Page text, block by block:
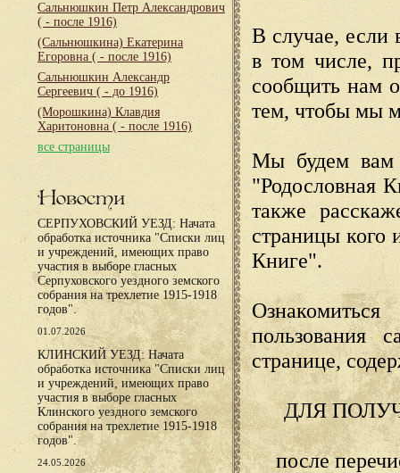
Сальнюшкин Петр Александрович
( - после 1916)
(Сальнюшкина) Екатерина
Егоровна ( - после 1916)
Сальнюшкин Александр
Сергеевич ( - до 1916)
(Морошкина) Клавдия
Харитоновна ( - после 1916)
все страницы
Новости
СЕРПУХОВСКИЙ УЕЗД: Начата
обработка источника "Списки лиц
и учреждений, имеющих право
участия в выборе гласных
Серпуховского уездного земского
собрания на трехлетие 1915-1918
годов".
01.07.2026
КЛИНСКИЙ УЕЗД: Начата
обработка источника "Списки лиц
и учреждений, имеющих право
участия в выборе гласных
Клинского уездного земского
собрания на трехлетие 1915-1918
годов".
24.05.2026
В случае, если
в том числе,
сообщить нам
тем, чтобы мы
Мы будем вам
"Родословная
также
страницы кого
Книге".
пользования
странице,
ДЛЯ
после